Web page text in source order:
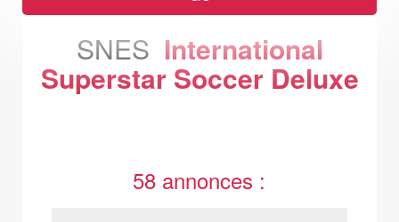
SNES International
Superstar Soccer Deluxe
58 annonces :